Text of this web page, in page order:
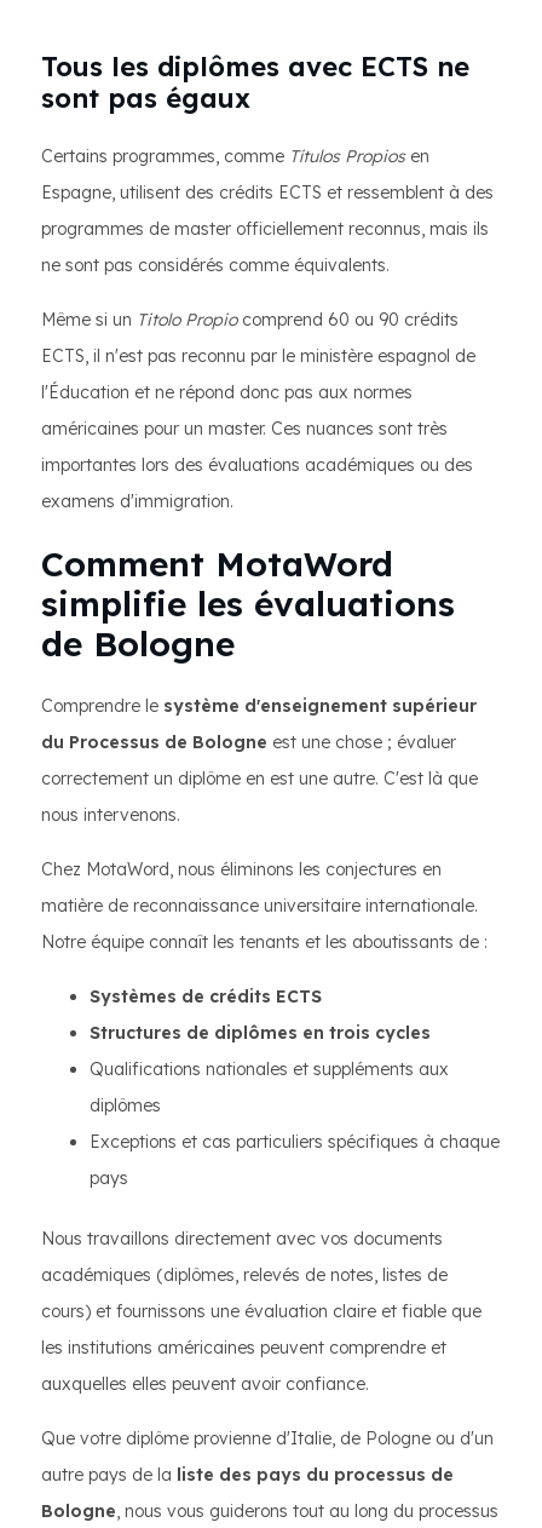
Tous les diplômes avec ECTS ne
sont pas égaux
Certains programmes, comme Títulos Propiosen
Espagne, utilisent des crédits ECTS et ressemblent à des
programmes de master officiellement reconnus, mais ils
ne sont pas considérés comme équivalents.
Même si un Titolo Propiocomprend 60 ou 90 crédits
ECTS, il n'est pas reconnu par le ministère espagnol de
l'Éducation et ne répond donc pas aux normes
américaines pour un master. Ces nuances sont très
importantes lors des évaluations académiques ou des
examens d'immigration.
Comment MotaWord
simplifie les évaluations
de Bologne
Comprendre le système d'enseignement supérieur
du Processus de Bologne est une chose ; évaluer
correctement un diplôme en est une autre. C'est là que
nous intervenons.
Chez MotaWord, nous éliminons les conjectures en
matière de reconnaissance universitaire internationale.
Notre équipe connaît les tenants et les aboutissants de :
Systèmes de crédits ECTS
Structures de diplômes en trois cycles
Qualifications nationales et suppléments aux
diplômes
Exceptions et cas particuliers spécifiques à chaque
pays
Nous travaillons directement avec vos documents
académiques (diplômes, relevés de notes, listes de
cours) et fournissons une évaluation claire et fiable que
les institutions américaines peuvent comprendre et
auxquelles elles peuvent avoir confiance.
Que votre diplôme provienne d'Italie, de Pologne ou d'un
autre pays de la liste des pays du processus de
Bologne, nous vous guiderons tout au long du processus